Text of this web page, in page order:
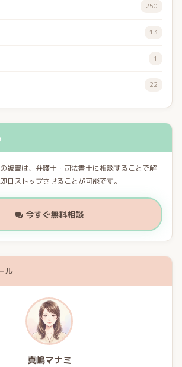
250
13
1
22
被害は、弁護士・司法書士に相談することで解
日ストップさせることが可能です。
今すぐ無料相談
ル
真嶋マナミ